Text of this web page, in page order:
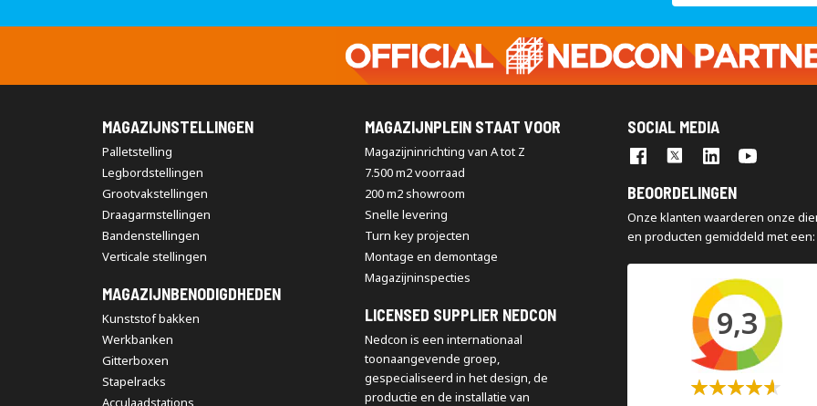
op
onze
nieuwsbrief
MAGAZIJNSTELLINGEN
Palletstelling
Legbordstellingen
Grootvakstellingen
Draagarmstellingen
Bandenstellingen
Verticale stellingen
MAGAZIJNBENODIGDHEDEN
Kunststof bakken
Werkbanken
Gitterboxen
Stapelracks
Acculaadstations
MAGAZIJNPLEIN STAAT VOOR
Magazijninrichting van A tot Z
7.500 m2 voorraad
200 m2 showroom
Snelle levering
Turn key projecten
Montage en demontage
Magazijninspecties
LICENSED SUPPLIER NEDCON
Nedcon is een internationaal
toonaangevende groep,
gespecialiseerd in het design, de
productie en de installatie van
SOCIAL MEDIA
BEOORDELINGEN
Onze klanten waarderen onze
en producten gemiddeld met een:
9,3
Waardering: